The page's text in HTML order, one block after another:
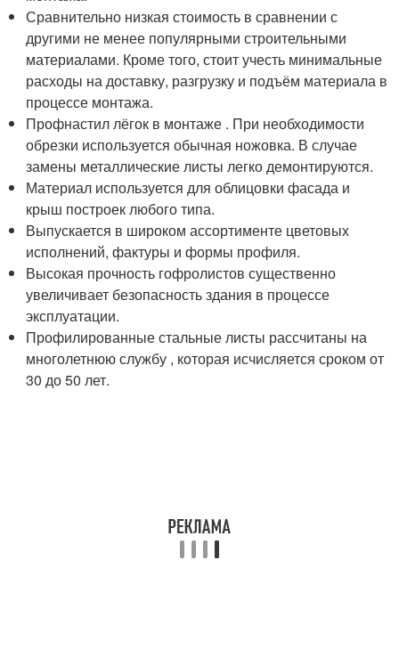
Сравнительно низкая стоимость в сравнении с
другими не менее популярными строительными
материалами. Кроме того, стоит учесть минимальные
расходы на доставку, разгрузку и подъём материала в
процессе монтажа.
Профнастил лёгок в монтаже . При необходимости
обрезки используется обычная ножовка. В случае
замены металлические листы легко демонтируются.
Материал используется для облицовки фасада и
крыш построек любого типа.
Выпускается в широком ассортименте цветовых
исполнений, фактуры и формы профиля.
Высокая прочность гофролистов существенно
увеличивает безопасность здания в процессе
эксплуатации.
Профилированные стальные листы рассчитаны на
многолетнюю службу , которая исчисляется сроком от
30 до 50 лет.